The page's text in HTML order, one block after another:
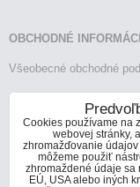
OBCHODNÉ
Všeobecné obchodné
Reklamačný poriadok
Vrátenie tovaru
KONTAKTY
Cookies používame na
webovej stránky,
zhromažďovanie
môžeme použiť
zhromaždené údaje sa
EÚ, USA alebo iných